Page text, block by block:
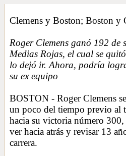
Clemens y Boston; Boston y
Roger Clemens ganó 192 de
Medias Rojas, el cual se
lo dejó ir. Ahora, podría
su ex equipo
BOSTON - Roger Clemens
un poco del tiempo previo al
hacia su victoria número 300,
ver hacia atrás y revisar 13
carrera.